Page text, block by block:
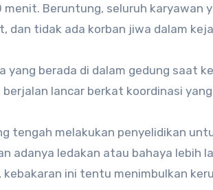
menit. Beruntung, seluruh karyawan
dan tidak ada korban jiwa dalam
yang berada di dalam gedung saat
berjalan lancar berkat koordinasi
tengah melakukan penyelidikan
adanya ledakan atau bahaya lebih
kebakaran ini tentu menimbulkan